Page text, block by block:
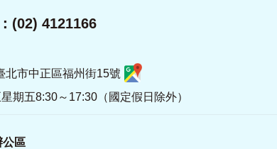
(02) 4121166
北市中正區福州街15號
期五8:30～17:30（國定假日除外）
公區